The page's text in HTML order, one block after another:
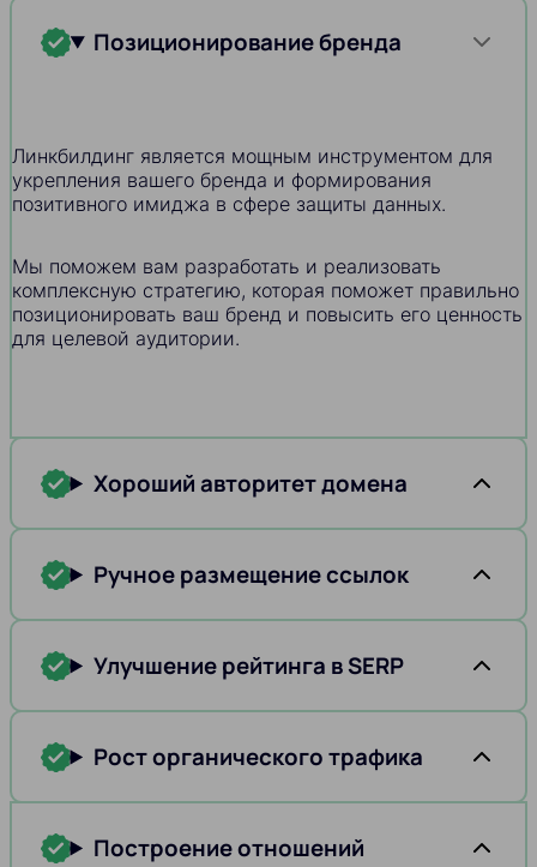
Позиционирование бренда
Линкбилдинг является мощным инструментом для
укрепления вашего бренда и формирования
позитивного имиджа в сфере защиты данных.
Мы поможем вам разработать и реализовать
комплексную стратегию, которая поможет правильно
позиционировать ваш бренд и повысить его ценность
для целевой аудитории.
Хороший авторитет домена
Ручное размещение ссылок
Улучшение рейтинга в SERP
Рост органического трафика
Построение отношений